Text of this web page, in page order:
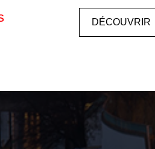
d'un bail code civil, les honoraires
de loyer en principal + TVA + état
DÉCOUVRIR